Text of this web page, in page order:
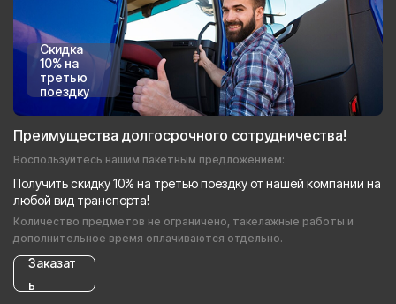
Скидка
10% на
третью
поездку
Преимущества долгосрочного сотрудничества!
Воспользуйтесь нашим пакетным предложением:
Получить скидку 10% на третью поездку от нашей компании на
любой вид транспорта!
Количество предметов не ограничено, такелажные работы и
дополнительное время оплачиваются отдельно.
Заказат
ь